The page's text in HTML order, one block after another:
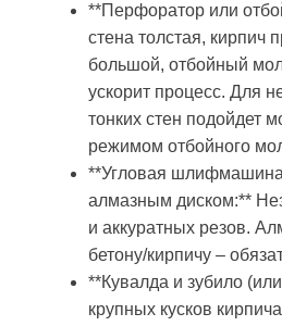
**Перфоратор или
стена толстая, кирпич
большой, отбойный
ускорит процесс. Для
тонких стен подойдет
режимом отбойного
**Угловая шлифмашина
алмазным диском:**
и аккуратных резов.
бетону/кирпичу –
**Кувалда и зубило
крупных кусков